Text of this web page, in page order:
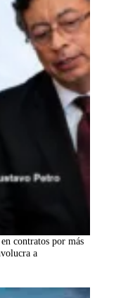
contratos por más
a